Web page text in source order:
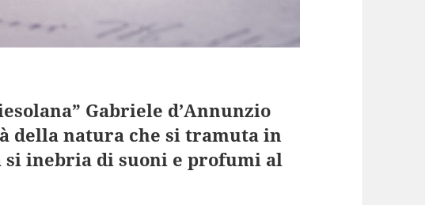
Gabriele d’Annunzio
della natura che si tramuta in
si inebria di suoni e profumi al